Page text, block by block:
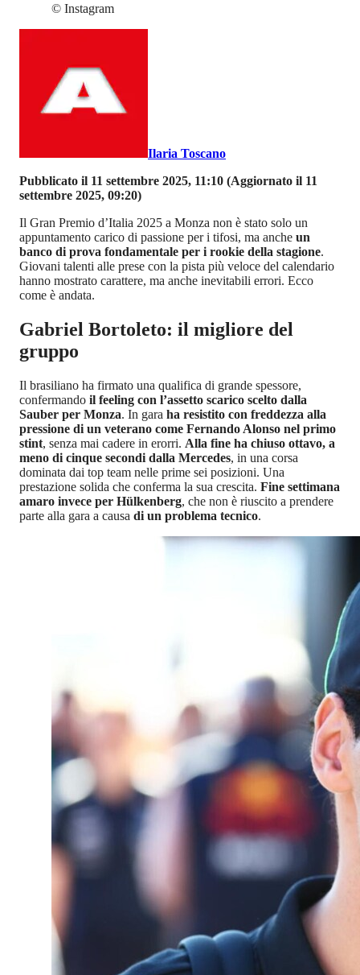
© Instagram
Ilaria Toscano
Pubblicato il 11 settembre 2025, 11:10 (Aggiornato il 11
settembre 2025, 09:20)
Il Gran Premio d’Italia 2025 a Monza non è stato solo un
appuntamento carico di passione per i tifosi, ma anche un
banco di prova fondamentale per i rookie della stagione.
Giovani talenti alle prese con la pista più veloce del calendario
hanno mostrato carattere, ma anche inevitabili errori. Ecco
come è andata.
Gabriel Bortoleto: il migliore del
gruppo
Il brasiliano ha firmato una qualifica di grande spessore,
confermando il feeling con l’assetto scarico scelto dalla
Sauber per Monza. In gara ha resistito con freddezza alla
pressione di un veterano come Fernando Alonso nel primo
stint, senza mai cadere in erorri. Alla fine ha chiuso ottavo, a
meno di cinque secondi dalla Mercedes, in una corsa
dominata dai top team nelle prime sei posizioni. Una
prestazione solida che conferma la sua crescita. Fine settimana
amaro invece per Hülkenberg, che non è riuscito a prendere
parte alla gara a causa di un problema tecnico.